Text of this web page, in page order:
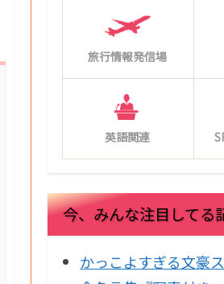
旅行情報発信場
英語関連
今、みんな注目してる
かっこよすぎる文豪